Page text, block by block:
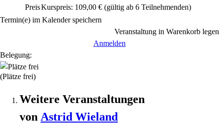
PreisKurspreis: 109,00 € (gültig ab 6 Teilnehmenden)
Termin(e) im Kalender speichern
Veranstaltung in Warenkorb legen
Anmelden
Belegung:
(Plätze frei)
Weitere Veranstaltungen
von Astrid Wieland